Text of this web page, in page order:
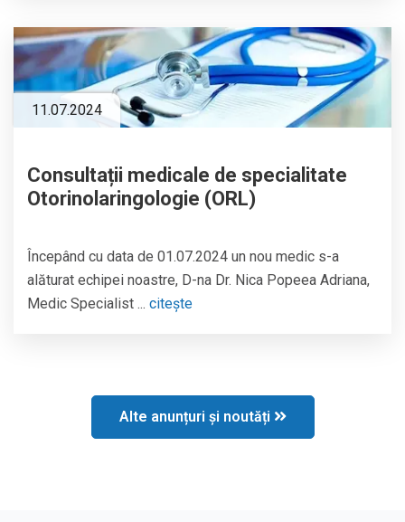
11.07.2024
Consultații medicale de specialitate
Otorinolaringologie (ORL)
Începând cu data de 01.07.2024 un nou medic s-a
alăturat echipei noastre, D-na Dr. Nica Popeea Adriana,
Medic Specialist ... citește
Alte anunțuri și noutăți